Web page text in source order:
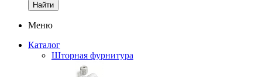
Найти
Меню
Каталог
Шторная фурнитура